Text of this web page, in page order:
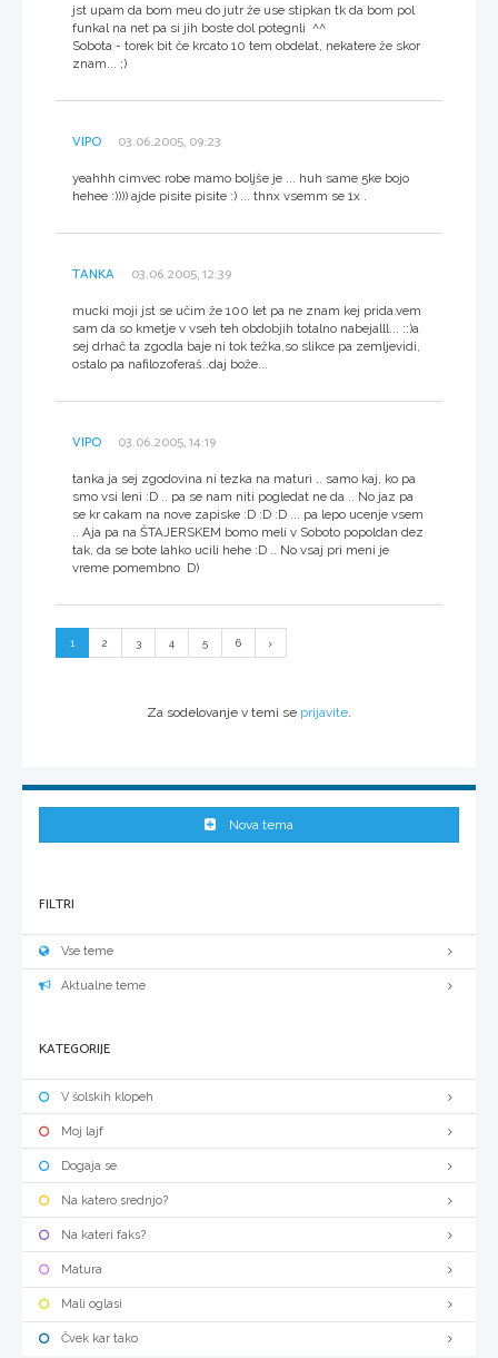
jst upam da bom meu do jutr že use stipkan tk da bom pol
funkal na net pa si jih boste dol potegnli ^^
Sobota - torek bit če krcato 10 tem obdelat, nekatere že skor
znam... ;)
VIPO 03.06.2005, 09:23
yeahhh cimvec robe mamo boljše je ... huh same 5ke bojo
hehee :)))) ajde pisite pisite :) ... thnx vsemm se 1x .
TANKA 03.06.2005, 12:39
mucki moji jst se učim že 100 let pa ne znam kej prida.vem
sam da so kmetje v vseh teh obdobjih totalno nabejalll... ::)a
sej drhač ta zgodla baje ni tok težka,so slikce pa zemljevidi,
ostalo pa nafilozoferaš..daj bože...
VIPO 03.06.2005, 14:19
tanka ja sej zgodovina ni tezka na maturi .. samo kaj, ko pa
smo vsi leni :D .. pa se nam niti pogledat ne da .. No jaz pa
se kr cakam na nove zapiske :D :D :D ... pa lepo ucenje vsem
.. Aja pa na ŠTAJERSKEM bomo meli v Soboto popoldan dez
tak, da se bote lahko ucili hehe :D .. No vsaj pri meni je
vreme pomembno D)
1 2 3 4 5 6
Za sodelovanje v temi se prijavite
Nova tema
FILTRI
Vse teme
Aktualne teme
KATEGORIJE
V šolskih klopeh
Moj lajf
Dogaja se
Na katero srednjo?
Na kateri faks?
Matura
Mali oglasi
Čvek kar tako